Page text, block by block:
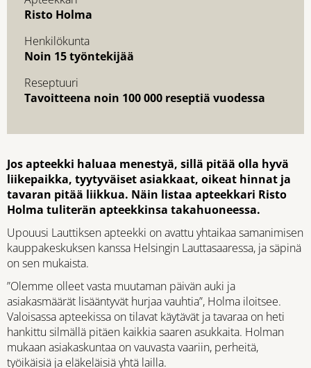
Risto Holma
Henkilökunta
Noin 15 työntekijää
Reseptuuri
Tavoitteena noin 100 000 reseptiä vuodessa
Jos apteekki haluaa menestyä, sillä pitää olla hyvä
liikepaikka, tyytyväiset asiakkaat, oikeat hinnat ja
tavaran pitää liikkua. Näin listaa apteekkari Risto
Holma tuliterän apteekkinsa takahuoneessa.
Upouusi Lauttiksen apteekki on avattu yhtaikaa samanimisen
kauppakeskuksen kanssa Helsingin Lauttasaaressa, ja säpinä
on sen mukaista.
”Olemme olleet vasta muutaman päivän auki ja
asiakasmäärät lisääntyvät hurjaa vauhtia”, Holma iloitsee.
Valoisassa apteekissa on tilavat käytävät ja tavaraa on heti
hankittu silmällä pitäen kaikkia saaren asukkaita. Holman
mukaan asiakaskuntaa on vauvasta vaariin, perheitä,
työikäisiä ja eläkeläisiä yhtä lailla.